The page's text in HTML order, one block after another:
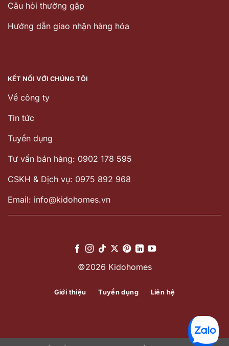
Câu hỏi thường gặp
Hướng dẫn giao nhận hàng hóa
KẾT NỐI VỚI CHÚNG TÔI
Về công ty
Tin tức
Tuyển dụng
Tư vấn bán hàng: 0902 178 595
CSKH & Dịch vụ: 0975 892 968
Email: info@kidohomes.vn
©2026 Kidohomes
Giới thiệu Tuyển dụng Liên hệ